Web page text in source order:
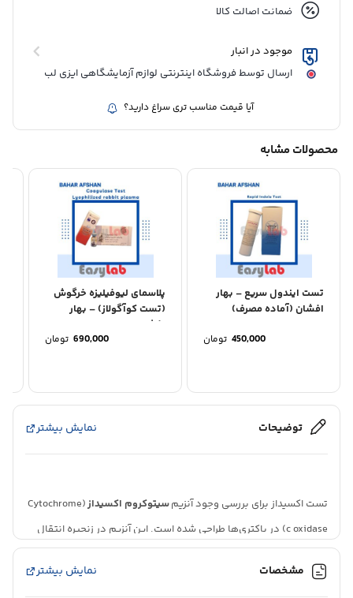
ضمانت اصالت کالا
موجود در انبار
ارسال توسط فروشگاه اینترنتی لوازم آزمایشگاهی ایزی لب
آیا قیمت مناسب تری سراغ دارید؟
محصولات مشابه
تست ایندول سریع – بهار
افشان (آماده مصرف)
450,000 تومان
پلاسمای لیوفیلیزه خرگوش
(تست کوآگولاز) – بهار
افشان
690,000 تومان
توضیحات نمایش بیشتر
تست اکسیداز برای بررسی وجود آنزیمسیتوکروم اکسیداز (Cytochrome
c oxidase) در باکتری‌ها طراحی شده است. این آنزیم در زنجیره انتقال
الکترون به اکسیژن مولکولی در فرآیند تنفس هوازی است.
مشخصات نمایش بیشتر